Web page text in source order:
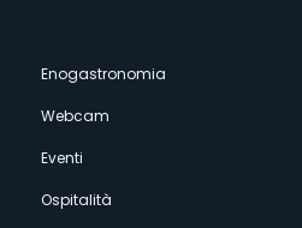
Enogastronomia
Webcam
Eventi
Ospitalità